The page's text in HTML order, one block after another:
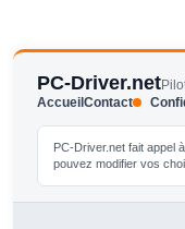
PC-Driver.net
AccueilContact
PC-Driver.net fait appel
pouvez modifier vos